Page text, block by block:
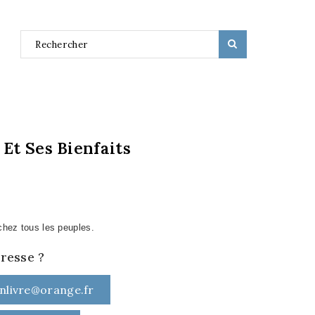
Ses Bienfaits
tous les peuples.
?